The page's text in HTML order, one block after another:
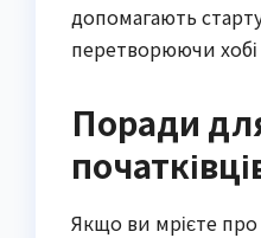
допомагають
перетворюючи
Поради
Якщо ви мрієте